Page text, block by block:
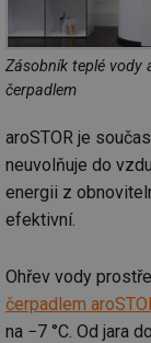
Zásobník teplé vody
čerpadlem
aroSTOR je
neuvolňuje do
energii z
efektivní.
Ohřev vody
čerpadlem
na −7 °C. Od jara